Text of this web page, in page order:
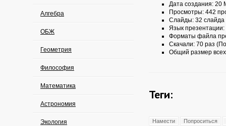
Алгебра
ОБЖ
Геометрия
Философия
Математика
Астрономия
Экология
Дата создания: 20
Просмотры: 442
Слайды: 32 слайда
Язык презентации:
Форматы файла
Скачали: 70 раз
Общий размер
Теги:
Намести
Попроситься